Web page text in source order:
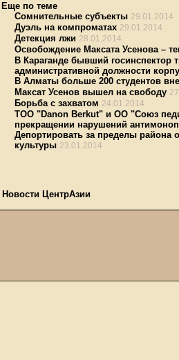
Еще по теме
Сомнительные субъекты 29.01.2014
Дуэль на компроматах 29.01.2014
Детекция лжи 28.01.2014
Освобождение Максата Усенова –
В Караганде бывший госинспектор
административной должности
В Алматы больше 200 студентов
Максат Усенов вышел на свободу
Борьба с захватом 24.01.2014
ТОО "Danon Berkut" и ОО "Союз
прекращении нарушений
Депортировать за пределы района
культуры 23.01.2014
Новости ЦентрАзии